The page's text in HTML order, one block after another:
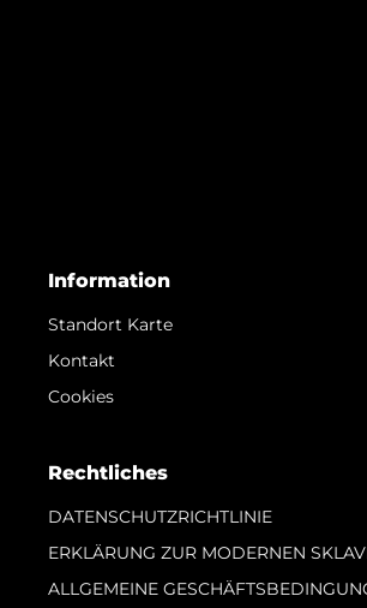
Information
Standort Karte
Kontakt
Cookies
Rechtliches
DATENSCHUTZRICHTLINIE
ERKLÄRUNG ZUR MODERNEN
ALLGEMEINE